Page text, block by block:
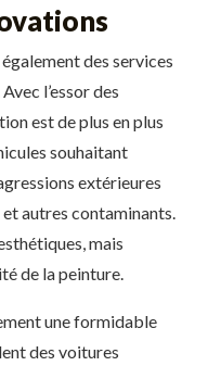
des services
l’essor des
est de plus en plus
souhaitant
extérieures
et autres contaminants.
mais
de la peinture.
une formidable
des voitures